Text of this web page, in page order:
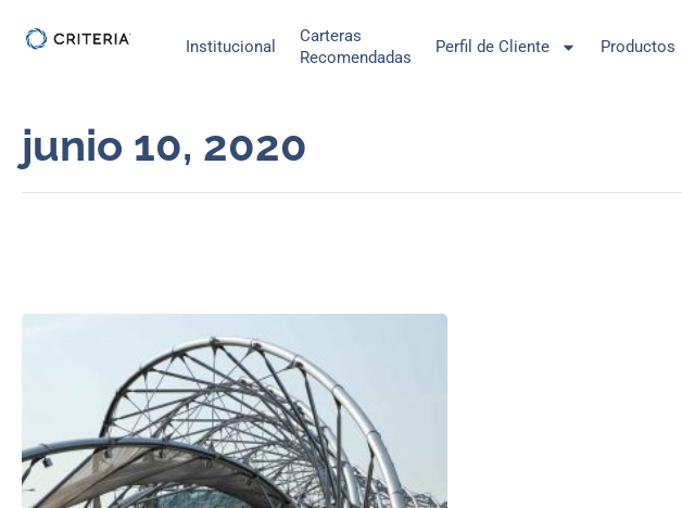
Institucional
Carteras
Recomendadas
Perfil de Cliente Productos
junio 10, 2020